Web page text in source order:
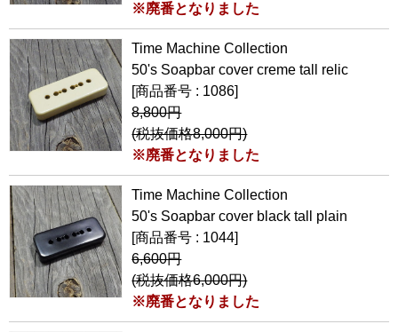
※廃番となりました
Time Machine Collection
50's Soapbar cover creme tall relic
[商品番号 : 1086]
8,800円
(税抜価格8,000円)
※廃番となりました
Time Machine Collection
50's Soapbar cover black tall plain
[商品番号 : 1044]
6,600円
(税抜価格6,000円)
※廃番となりました